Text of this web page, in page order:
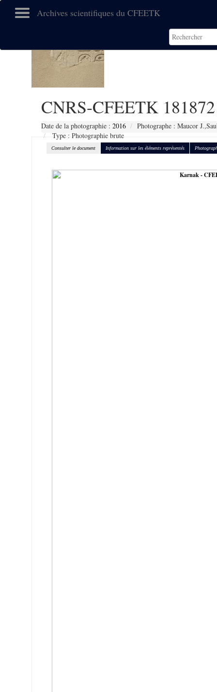
Archives scientifiques du CFEETK
CNRS-CFEETK 181872
Date de la photographie : 2016
Photographe : Maucor
Type : Photographie brute
Consulter le document Information sur les éléments représentés